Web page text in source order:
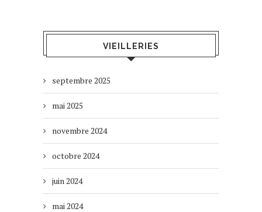
VIEILLERIES
septembre 2025
mai 2025
novembre 2024
octobre 2024
juin 2024
mai 2024